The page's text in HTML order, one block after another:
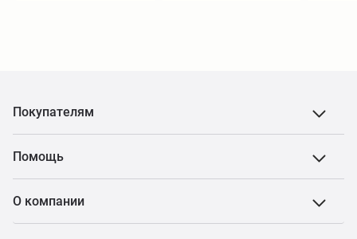
Покупателям
Помощь
О компании